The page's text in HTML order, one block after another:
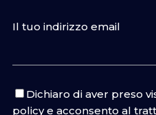
Il tuo indirizzo email
Dichiaro di aver preso
policye acconsento al